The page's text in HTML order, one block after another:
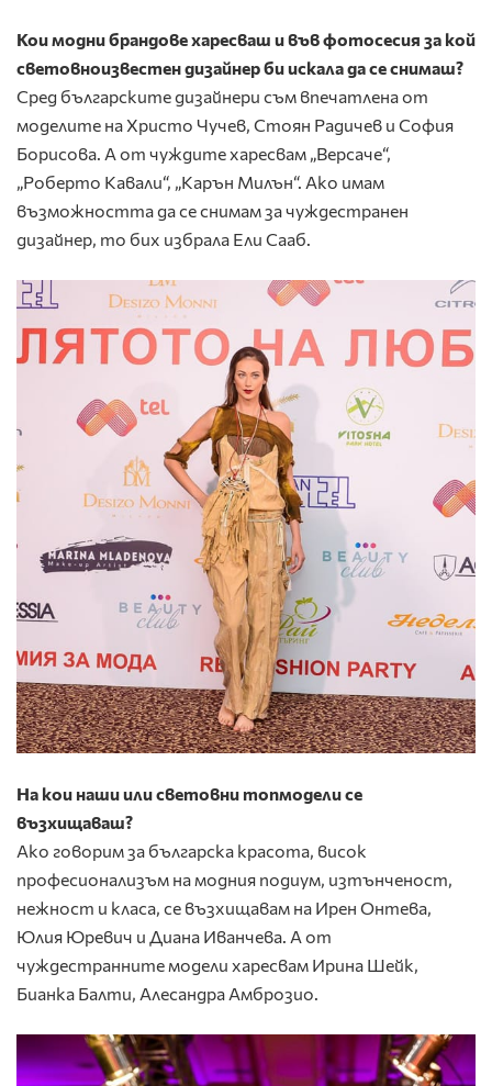
Кои модни брандове харесваш и във фотосесия за кой
световноизвестен дизайнер би искала да се снимаш?
Сред българските дизайнери съм впечатлена от
моделите на Христо Чучев, Стоян Радичев и София
Борисова. А от чуждите харесвам „Версаче“,
„Роберто Кавали“, „Карън Милън“. Ако имам
възможността да се снимам за чуждестранен
дизайнер, то бих избрала Ели Сааб.
На кои наши или световни топмодели се
възхищаваш?
Ако говорим за българска красота, висок
професионализъм на модния подиум, изтънченост,
нежност и класа, се възхищавам на Ирен Онтева,
Юлия Юревич и Диана Иванчева. А от
чуждестранните модели харесвам Ирина Шейк,
Бианка Балти, Алесандра Амброзио.